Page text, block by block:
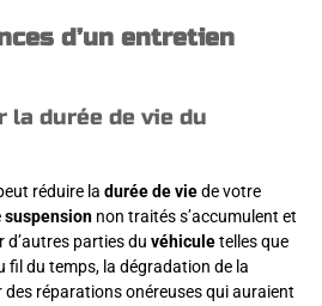
d’un entretien
la durée de vie du
réduire la durée de viede votre
suspension non traités s’accumulent et
parties du véhiculetelles que
fil du temps, la dégradation de la
réparations onéreuses qui auraient